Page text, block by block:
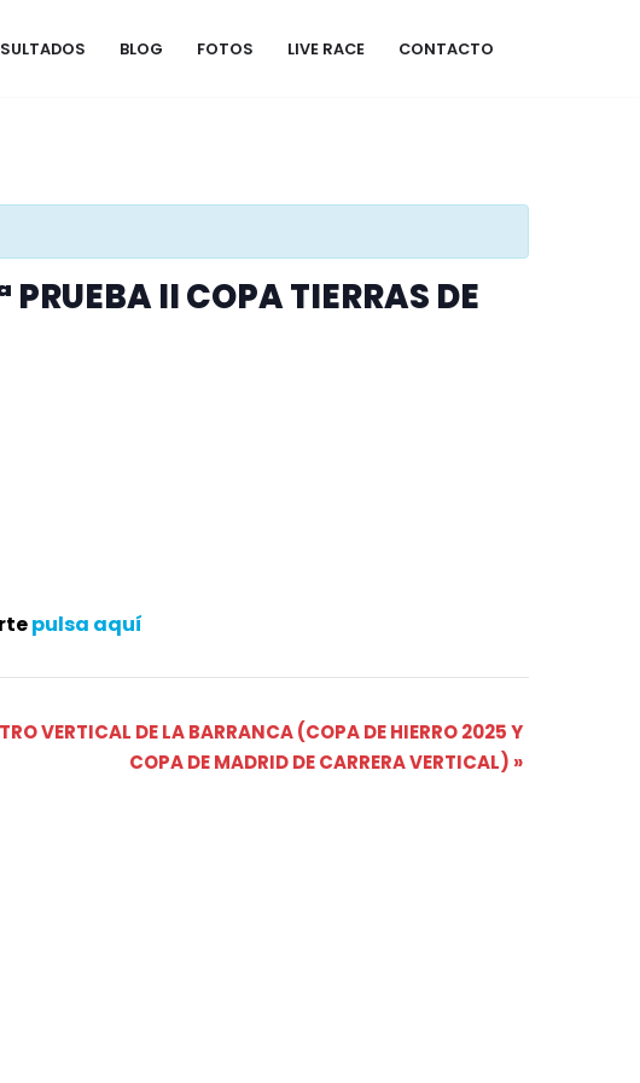
BLOG FOTOS LIVE RACE CONTACTO
II COPA TIERRAS DE
pulsa aquí
VERTICAL DE LA BARRANCA (COPA DE HIERRO 2025 Y
COPA DE MADRID DE CARRERA VERTICAL) »